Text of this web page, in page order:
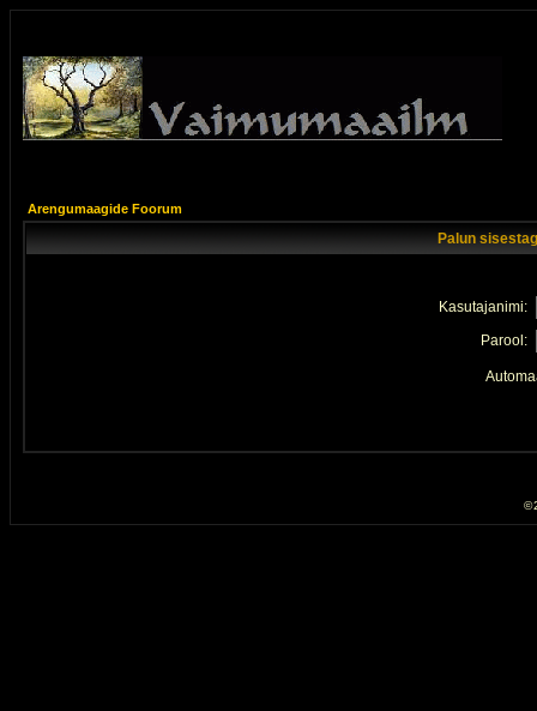
Arengumaagide Foorum
Palun
Kasutajanimi:
Parool:
©